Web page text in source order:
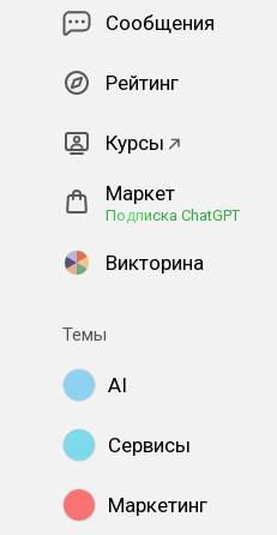
Сообщения
Рейтинг
Курсы
Маркет
Подписка ChatGPT
Викторина
Темы
AI
Сервисы
Маркетинг